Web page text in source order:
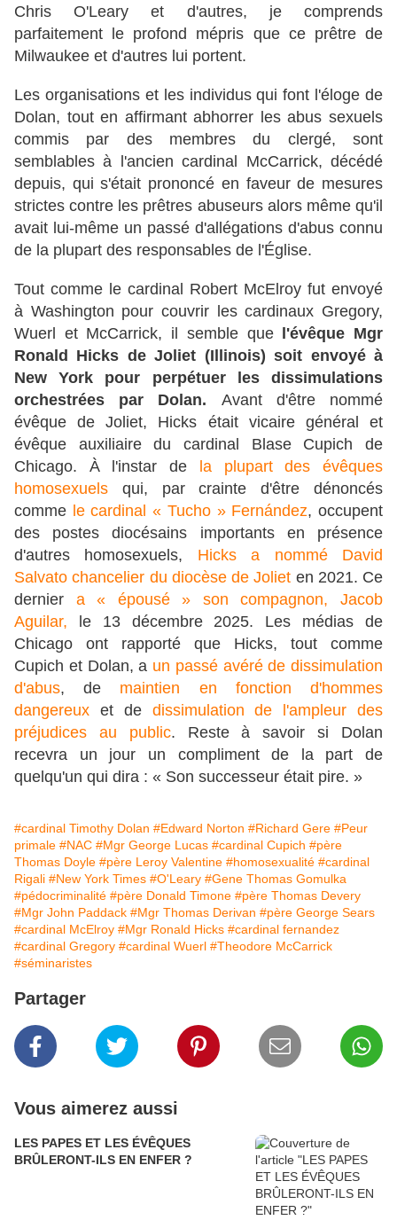
Chris O'Leary et d'autres, je comprends
parfaitement le profond mépris que ce prêtre de
Milwaukee et d'autres lui portent.
Les organisations et les individus qui font l'éloge de
Dolan, tout en affirmant abhorrer les abus sexuels
commis par des membres du clergé, sont
semblables à l'ancien cardinal McCarrick, décédé
depuis, qui s'était prononcé en faveur de mesures
strictes contre les prêtres abuseurs alors même qu'il
avait lui-même un passé d'allégations d'abus connu
de la plupart des responsables de l'Église.
Tout comme le cardinal Robert McElroy fut envoyé
à Washington pour couvrir les cardinaux Gregory,
Wuerl et McCarrick, il semble que
l'évêque Mgr
Ronald Hicks de Joliet (Illinois) soit envoyé à
New York pour perpétuer les dissimulations
orchestrées par Dolan. Avant d'être nommé
évêque de Joliet, Hicks était vicaire général et
évêque auxiliaire du cardinal Blase Cupich de
Chicago. À l'instar de
la plupart des évêques
homosexuels qui, par crainte d'être dénoncés
comme le cardinal « Tucho » Fernández, occupent
des postes diocésains importants en présence
d'autres homosexuels, Hicks a nommé David
Salvato chancelier du diocèse de Joliet en 2021. Ce
dernier a « épousé » son compagnon, Jacob
Aguilar, le 13 décembre 2025. Les médias de
Chicago ont rapporté que Hicks, tout comme
Cupich et Dolan, a un passé avéré de dissimulation
d'abus, de maintien en fonction d'hommes
dangereux et de dissimulation de l'ampleur des
préjudices au public. Reste à savoir si Dolan
recevra un jour un compliment de la part de
quelqu'un qui dira : « Son successeur était pire. »
#cardinal Timothy Dolan #Edward Norton #Richard Gere #Peur
primale #NAC #Mgr George Lucas #cardinal Cupich #père
Thomas Doyle #père Leroy Valentine #homosexualité #cardinal
Rigali #New York Times #O'Leary #Gene Thomas Gomulka
#pédocriminalité #père Donald Timone #père Thomas Devery
#Mgr John Paddack #Mgr Thomas Derivan #père George Sears
#cardinal McElroy #Mgr Ronald Hicks #cardinal fernandez
#cardinal Gregory #cardinal Wuerl #Theodore McCarrick
#séminaristes
Partager
Vous aimerez aussi
LES PAPES ET LES ÉVÊQUES
BRÛLERONT-ILS EN ENFER ?